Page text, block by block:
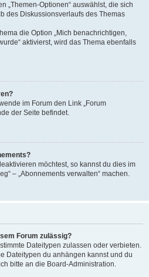
„Themen-Optionen“ auswählst, die sich
des Diskussionsverlaufs des Themas
die Option „Mich benachrichtigen,
aktivierst, wird das Thema ebenfalls
im Forum den Link „Forum
der Seite befindet.
möchtest, so kannst du dies im
– „Abonnements verwalten“ machen.
Forum zulässig?
Dateitypen zulassen oder verbieten.
Dateitypen du anhängen kannst und du
bitte an die Board-Administration.